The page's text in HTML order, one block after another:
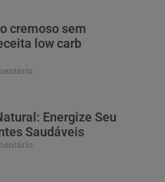
cremoso sem
low carb
Energize Seu
Saudáveis